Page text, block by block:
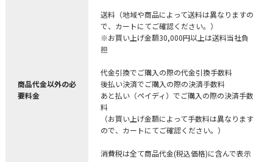
商品代金以外の必
要料金
送料（地域や商品によって送料は異なりますの
で、カートにてご確認ください。）
※お買い上げ金額30,000円以上は送料当社負
担
代金引換でご購入の際の代金引換手数料
後払い決済でご購入の際の決済手数料
あと払い（ペイディ）でご購入の際の決済手数
料
（お買い上げ金額によって手数料は異なります
ので、カートにてご確認ください。）
消費税は全て商品代金(税込価格)に含んで表示